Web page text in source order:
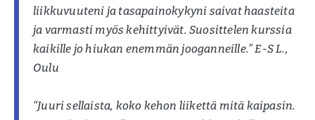
liikkuvuuteni ja tasapainokykyni saivat haasteita
ja varmasti myös kehittyivät. Suosittelen kurssia
kaikille jo hiukan enemmän jooganneille.” E-S L.,
Oulu
“Juuri sellaista, koko kehon liikettä mitä kaipasin.